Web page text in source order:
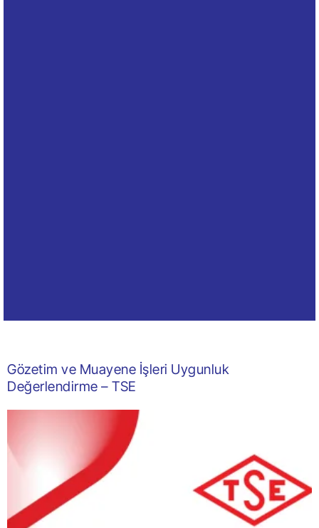
Gözetim ve Muayene İşleri Uygunluk
Değerlendirme – TSE